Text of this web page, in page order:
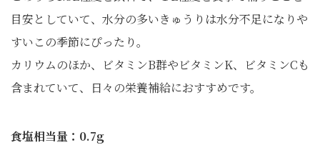
目安としていて、水分の多いきゅうりは水分不足になりや
すいこの季節にぴったり。
カリウムのほか、ビタミンB群やビタミンK、ビタミンCも
含まれていて、日々の栄養補給におすすめです。
食塩相当量：0.7g